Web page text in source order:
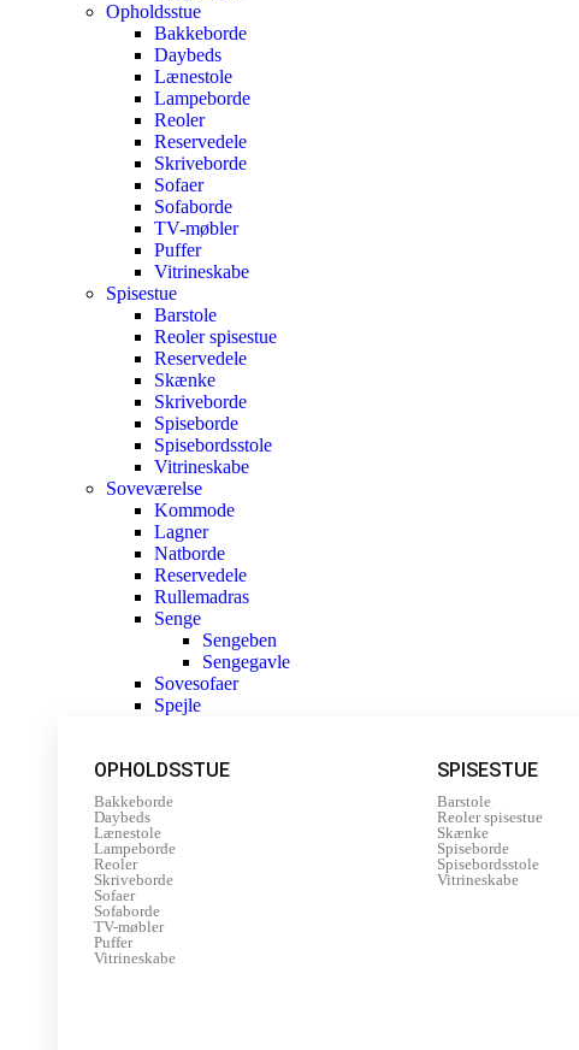
Opholdsstue
Bakkeborde
Daybeds
Lænestole
Lampeborde
Reoler
Reservedele
Skriveborde
Sofaer
Sofaborde
TV-møbler
Puffer
Vitrineskabe
Spisestue
Barstole
Reoler spisestue
Reservedele
Skænke
Skriveborde
Spiseborde
Spisebordsstole
Vitrineskabe
Soveværelse
Kommode
Lagner
Natborde
Reservedele
Rullemadras
Senge
Sengeben
Sengegavle
Sovesofaer
Spejle
OPHOLDSSTUE
Bakkeborde
Daybeds
Lænestole
Lampeborde
Reoler
Skriveborde
Sofaer
Sofaborde
TV-møbler
Puffer
Vitrineskabe
SPISESTUE
Barstole
Reoler spisestue
Skænke
Spiseborde
Spisebordsstole
Vitrineskabe